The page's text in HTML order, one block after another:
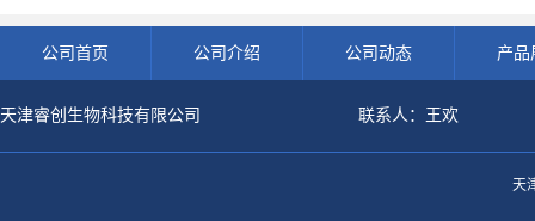
公司首页 公司介绍 公司动态 产品
天津睿创生物科技有限公司 联系人：王欢
天